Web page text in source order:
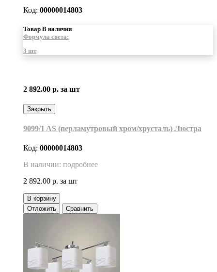
Код: 00000014803
Товар В наличии
Формула света:
3 шт
2 892.00 р. за шт
Закрыть
9099/1 AS (перламутровый хром/хрусталь) Люстра
Код: 00000014803
В наличии: подробнее
2 892.00 р. за шт
В корзину
Отложить
Сравнить